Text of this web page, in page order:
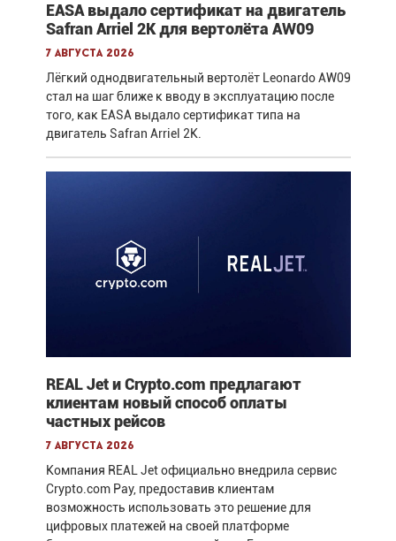
EASA выдало сертификат на двигатель
Safran Arriel 2K для вертолёта AW09
7 августа 2026
Лёгкий однодвигательный вертолёт Leonardo AW09
стал на шаг ближе к вводу в эксплуатацию после
того, как EASA выдало сертификат типа на
двигатель Safran Arriel 2K.
REAL Jet и Crypto.com предлагают
клиентам новый способ оплаты
частных рейсов
7 августа 2026
Компания REAL Jet официально внедрила сервис
Crypto.com Pay, предоставив клиентам
возможность использовать это решение для
цифровых платежей на своей платформе